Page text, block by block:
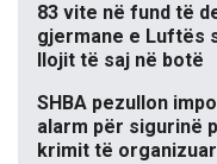
83 vite në fund të
gjermane e Luftës
llojit të saj në botë
SHBA pezullon
alarm për sigurinë
krimit të organizuar